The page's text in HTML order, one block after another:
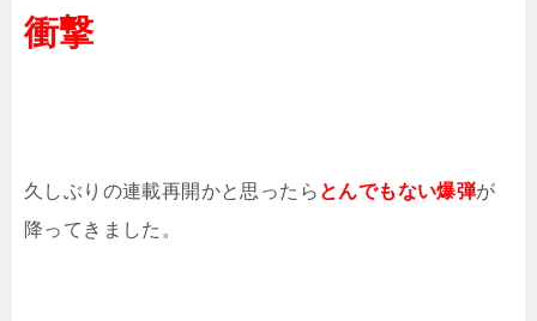
衝撃
久しぶりの連載再開かと思ったら とんでもない爆弾が
降ってきました。